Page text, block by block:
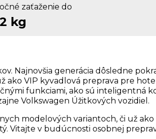
zaťaženie do
kg
Najnovšia generácia dôsledne
ako VIP kyvadlová preprava pre
funkciami, ako sú inteligentná
Volkswagen Úžitkových vozidiel.
modelových variantoch, či už
Vitajte v budúcnosti osobnej